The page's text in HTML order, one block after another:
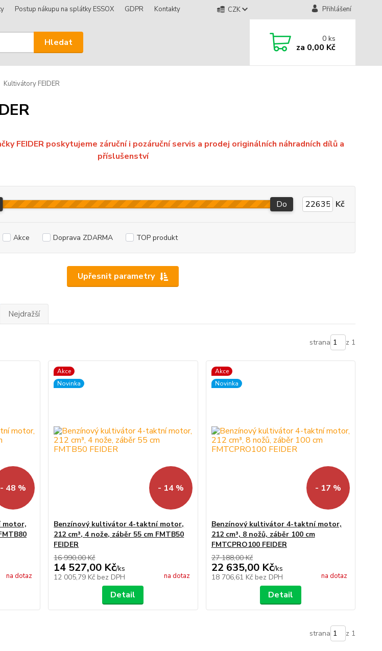
Postup nákupu na splátky ESSOX GDPR Kontakty CZK Přihlášení
Hledat 0ks
za 0,00 Kč
Kultivátory FEIDER
FEIDER poskytujeme záruční i pozáruční servis a prodej originálních náhradních dílů a
příslušenství
Upřesnit parametry
Do Kč
Akce Doprava ZDARMA TOP produkt
Nejdražší
strana z 1
- 48 %
motor,
na dotaz
Akce
Novinka
- 14 %
Benzínový kultivátor 4-taktní motor,
212 cm³, 4 nože, záběr 55 cm FMTB50
FEIDER
16 990,00 Kč
14 527,00 Kč/ks
12 005,79 Kč bez DPH na dotaz
Detail
Akce
Novinka
- 17 %
Benzínový kultivátor 4-taktní motor,
212 cm³, 8 nožů, záběr 100 cm
FMTCPRO100 FEIDER
27 188,00 Kč
22 635,00 Kč/ks
18 706,61 Kč bez DPH na dotaz
Detail
strana z 1